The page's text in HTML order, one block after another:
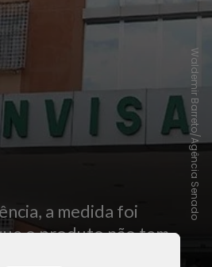
a medida foi
o produto não tem
Waldemir Barreto/Ag
ência Senado